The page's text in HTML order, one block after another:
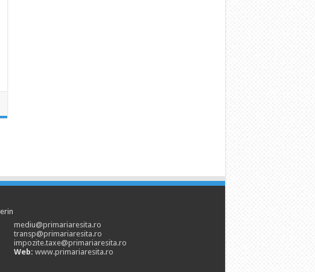
mediu@primariaresita.ro
transp@primariaresita.ro
impozite.taxe@primariaresita.ro
Web: www.primariaresita.ro